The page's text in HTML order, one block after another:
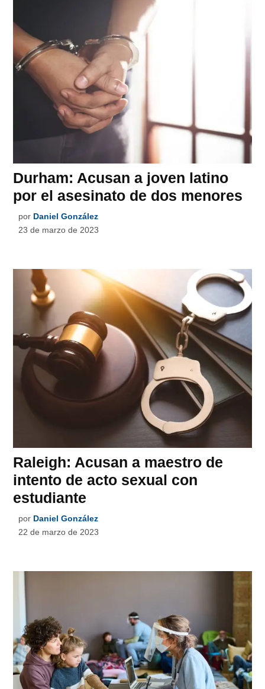
Durham: Acusan a joven latino
por el asesinato de dos menores
por Daniel González
23 de marzo de 2023
Raleigh: Acusan a maestro de
intento de acto sexual con
estudiante
por Daniel González
22 de marzo de 2023